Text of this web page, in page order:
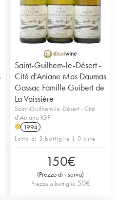
Saint-Guilhem-le-Désert -
Cité d'Aniane Mas Daumas
Gassac Famille Guibert de
La Vaissière
Saint-Guilhem-le-Désert - Cité
d'Aniane IGP
1994
Lotto di 3 bottiglie | 0 aste
150€
(Prezzo di riserva)
Prezzo a bottiglia 50€